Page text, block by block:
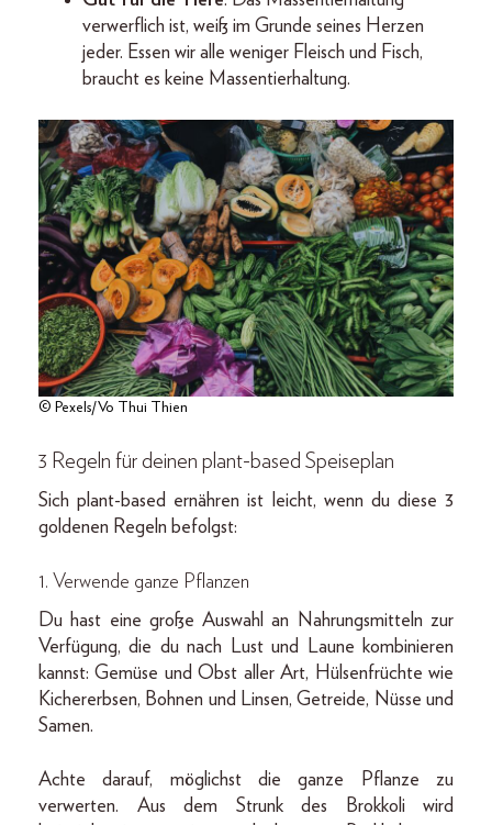
verwerflich ist, weiß im Grunde seines Herzen
jeder. Essen wir alle weniger Fleisch und Fisch,
braucht es keine Massentierhaltung.
© Pexels/Vo Thui Thien
3 Regeln für deinen plant-based Speiseplan
Sich plant-based ernähren ist leicht, wenn du diese 3
goldenen Regeln befolgst:
1. Verwende ganze Pflanzen
Du hast eine große Auswahl an Nahrungsmitteln zur
Verfügung, die du nach Lust und Laune kombinieren
kannst: Gemüse und Obst aller Art, Hülsenfrüchte wie
Kichererbsen, Bohnen und Linsen, Getreide, Nüsse und
Samen.
Achte darauf, möglichst die ganze Pflanze zu
verwerten. Aus dem Strunk des Brokkoli wird